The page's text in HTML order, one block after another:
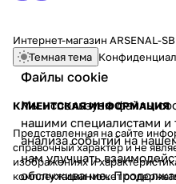
Файлы cookie
Мы используем файлы
нашими специалистами и
анализа событий на
нам улучшать
обслуживание.
Интернет-магазин ARSENAL-
Темная тема
КЛИЕНТСКАЯ ИНФОРМАЦИЯ
Представленная на сайте
справочный характер и не
изображениях и
комплектации может